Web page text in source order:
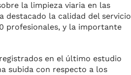
la limpieza viaria en las
destacado la calidad del servicio
profesionales, y la importante
en el último estudio
subida con respecto a los